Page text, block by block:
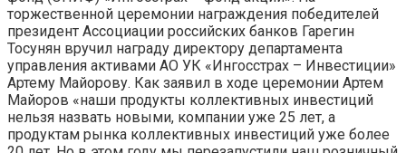
торжественной церемонии награждения победителей
президент Ассоциации российских банков Гарегин
Тосунян вручил награду директору департамента
управления активами АО УК «Ингосстрах – Инвестиции»
Артему Майорову. Как заявил в ходе церемонии Артем
Майоров «наши продукты коллективных инвестиций
нельзя назвать новыми, компании уже 25 лет, а
продуктам рынка коллективных инвестиций уже более